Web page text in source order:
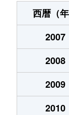
西暦（年
2007
2008
2009
2010